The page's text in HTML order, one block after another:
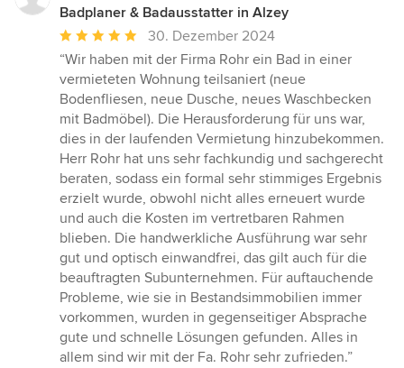
Badplaner & Badausstatter in Alzey
Durchschnittliche
Bewertung:
5
von
5
Sternen
30. Dezember 2024
“Wir haben mit der Firma Rohr ein Bad in einer
vermieteten Wohnung teilsaniert (neue
Bodenfliesen, neue Dusche, neues Waschbecken
mit Badmöbel). Die Herausforderung für uns war,
dies in der laufenden Vermietung hinzubekommen.
Herr Rohr hat uns sehr fachkundig und sachgerecht
beraten, sodass ein formal sehr stimmiges Ergebnis
erzielt wurde, obwohl nicht alles erneuert wurde
und auch die Kosten im vertretbaren Rahmen
blieben. Die handwerkliche Ausführung war sehr
gut und optisch einwandfrei, das gilt auch für die
beauftragten Subunternehmen. Für auftauchende
Probleme, wie sie in Bestandsimmobilien immer
vorkommen, wurden in gegenseitiger Absprache
gute und schnelle Lösungen gefunden. Alles in
allem sind wir mit der Fa. Rohr sehr zufrieden.”